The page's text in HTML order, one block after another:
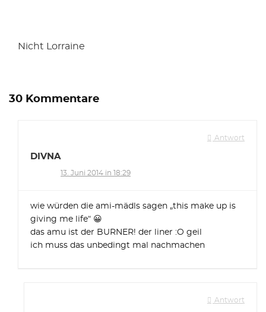
Nicht Lorraine
30 Kommentare
Antwort
DIVNA
13. Juni 2014 in 18:29
wie würden die ami-mädls sagen „this make up is
giving me life“ 😀
das amu ist der BURNER! der liner :O geil
ich muss das unbedingt mal nachmachen
Antwort